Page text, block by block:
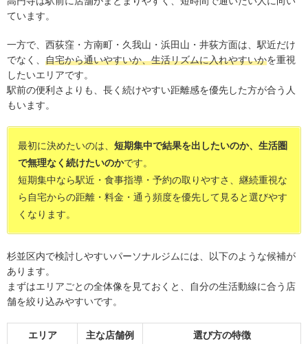
ています。
一方で、西荻窪・方南町・久我山・浜田山・井荻方面は、駅近だけ
でなく、 自宅から通いやすいか、生活リズムに入れやすいかを重視
したいエリアです。
駅前の便利さよりも、長く続けやすい距離感を優先した方が合う人
もいます。
最初に決めたいのは、 短期集中で結果を出したいのか、生活圏
で無理なく続けたいのかです。
短期集中なら駅近・食事指導・予約の取りやすさ、継続重視な
ら自宅からの距離・料金・通う頻度を優先して見ると選びやす
くなります。
杉並区内で検討しやすいパーソナルジムには、以下のような候補が
あります。
まずはエリアごとの全体像を見ておくと、自分の生活動線に合う店
舗を絞り込みやすいです。
エリア 主な店舗例 選び方の特徴